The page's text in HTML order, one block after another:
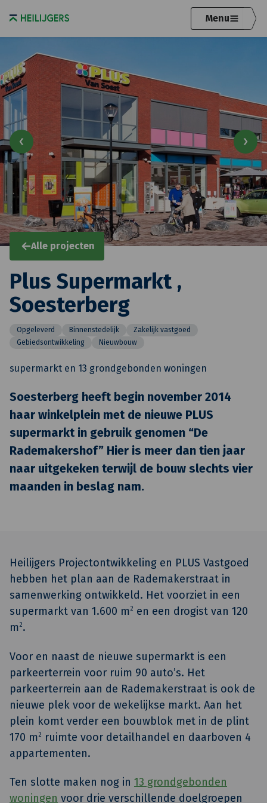
Menu
Alle projecten
Plus Supermarkt ,
Soesterberg
Opgeleverd Binnenstedelijk
Zakelijk vastgoed
Gebiedsontwikkeling
Nieuwbouw
supermarkt en 13 grondgebonden woningen
Soesterberg heeft begin november 2014
haar winkelplein met de nieuwe PLUS
supermarkt in gebruik genomen “De
Rademakershof” Hier is meer dan tien jaar
naar uitgekeken terwijl de bouw slechts vier
maanden in beslag nam.
Heilijgers Projectontwikkeling en PLUS Vastgoed
hebben het plan aan de Rademakerstraat in
samenwerking ontwikkeld. Het voorziet in een
supermarkt van 1.600 m2 en een drogist van 120
m2.
Voor en naast de nieuwe supermarkt is een
parkeerterrein voor ruim 90 auto’s. Het
parkeerterrein aan de Rademakerstraat is ook de
nieuwe plek voor de wekelijkse markt. Aan het
plein komt verder een bouwblok met in de plint
170 m2
ruimte voor detailhandel en daarboven 4
appartementen.
Ten slotte maken nog in 13 grondgebonden
woningen voor drie verschillende doelgroepen